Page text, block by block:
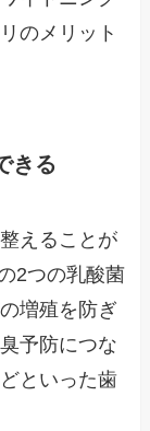
のメリット
きる
えることが
2つの乳酸菌
増殖を防ぎ
予防につな
といった歯